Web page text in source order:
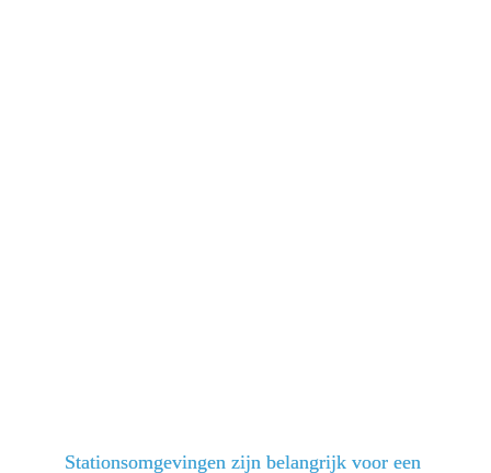
Stationsomgevingen zijn belangrijk voor een